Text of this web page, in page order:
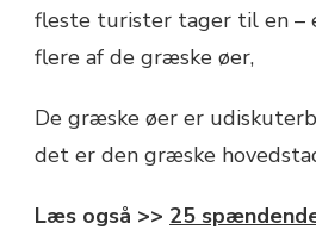
fleste turister tager til en –
flere af de græske øer,
De græske øer er
det er den græske
Læs også >> 25